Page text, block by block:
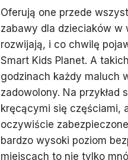
Oferują one przede
zabawy dla dzieciaków w
rozwijają, i co chwilę
Smart Kids Planet. A
godzinach każdy maluch
zadowolony. Na przykład
kręcącymi się częściami,
oczywiście
bardzo wysoki poziom
miejscach to nie tylko